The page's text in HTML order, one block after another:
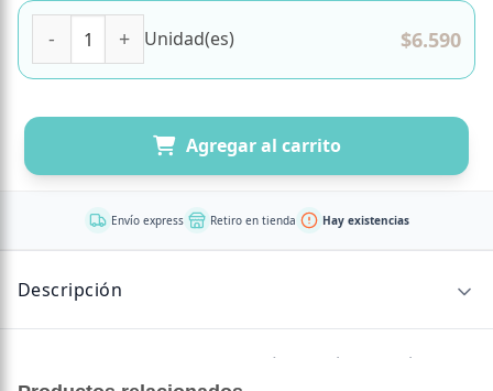
Unidad(es) $6.590
Agregar al carrito
Envío express Retiro en tienda Hay existencias
Descripción
Yogi Tea Green Balance — Infusión ayurvédica de té verde